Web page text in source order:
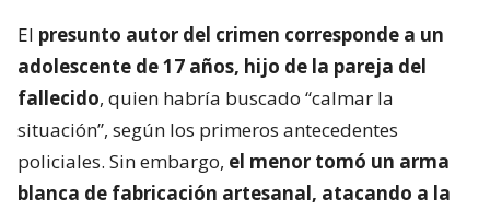
El presunto autor del crimen corresponde a un
adolescente de 17 años, hijo de la pareja del
fallecido, quien habría buscado “calmar la
situación”, según los primeros antecedentes
policiales. Sin embargo, el menor tomó un arma
blanca de fabricación artesanal, atacando a la